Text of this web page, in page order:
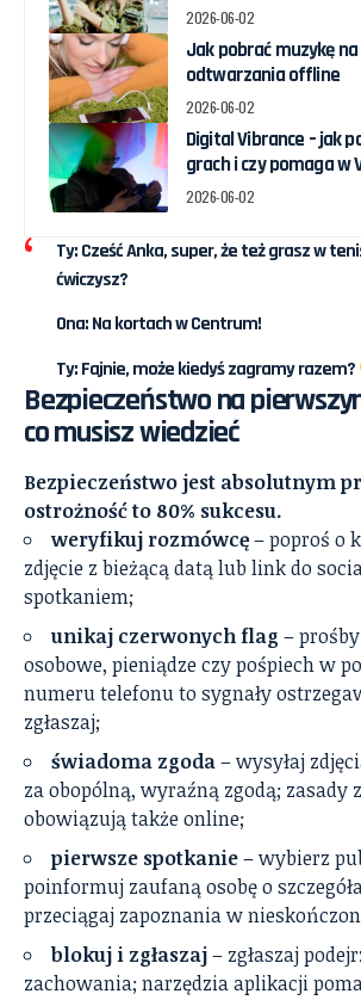
2026-06-02
Jak pobrać muzykę
odtwarzania offline
2026-06-02
Digital Vibrance – jak
grach i czy pomaga w
2026-06-02
Ty: Cześć Anka, super, że też grasz w
ćwiczysz?
Ona: Na kortach w Centrum!
Ty: Fajnie, może kiedyś zagramy razem?
Bezpieczeństwo na
co musisz wiedzieć
Bezpieczeństwo jest absolutnym
ostrożność to 80% sukcesu.
weryfikuj rozmówcę– poproś o
zdjęcie z bieżącą datą lub link do
spotkaniem;
unikaj czerwonych flag –
osobowe, pieniądze czy pośpiech w
numeru telefonu to sygnały
zgłaszaj;
świadoma zgoda– wysyłaj
za obopólną, wyraźną zgodą; zasady
obowiązują także online;
pierwsze spotkanie– wybierz
poinformuj zaufaną osobę o
przeciągaj zapoznania w
blokuj i zgłaszaj– zgłaszaj
zachowania; narzędzia aplikacji